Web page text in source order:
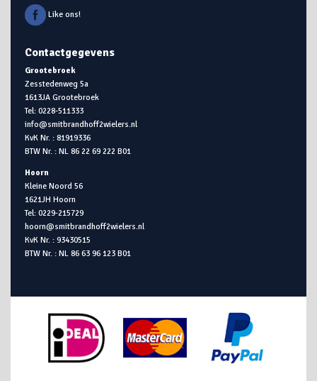
Like ons!
Contactgegevens
Grootebroek
Zesstedenweg 5a
1613JA Grootebroek
Tel: 0228-511333
info@smitbrandhoff2wielers.nl
KvK Nr. : 81919336
BTW Nr. : NL 86 22 69 222 B01
Hoorn
Kleine Noord 56
1621JH Hoorn
Tel: 0229-215729
hoorn@smitbrandhoff2wielers.nl
KvK Nr. : 93430515
BTW Nr. : NL 86 63 96 123 B01